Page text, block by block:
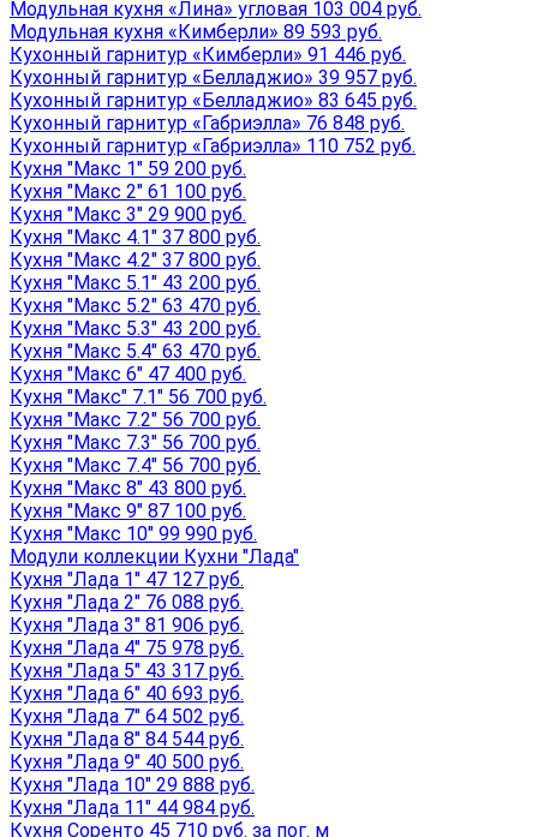
Модульная кухня «Лина» угловая 103 004 руб.
Модульная кухня «Кимберли» 89 593 руб.
Кухонный гарнитур «Кимберли» 91 446 руб.
Кухонный гарнитур «Белладжио» 39 957 руб.
Кухонный гарнитур «Белладжио» 83 645 руб.
Кухонный гарнитур «Габриэлла» 76 848 руб.
Кухонный гарнитур «Габриэлла» 110 752 руб.
Кухня "Макс 1" 59 200 руб.
Кухня "Макс 2" 61 100 руб.
Кухня "Макс 3" 29 900 руб.
Кухня "Макс 4.1" 37 800 руб.
Кухня "Макс 4.2" 37 800 руб.
Кухня "Макс 5.1" 43 200 руб.
Кухня "Макс 5.2" 63 470 руб.
Кухня "Макс 5.3" 43 200 руб.
Кухня "Макс 5.4" 63 470 руб.
Кухня "Макс 6" 47 400 руб.
Кухня "Макс" 7.1" 56 700 руб.
Кухня "Макс 7.2" 56 700 руб.
Кухня "Макс 7.3" 56 700 руб.
Кухня "Макс 7.4" 56 700 руб.
Кухня "Макс 8" 43 800 руб.
Кухня "Макс 9" 87 100 руб.
Кухня "Макс 10" 99 990 руб.
Модули коллекции Кухни "Лада"
Кухня "Лада 1" 47 127 руб.
Кухня "Лада 2" 76 088 руб.
Кухня "Лада 3" 81 906 руб.
Кухня "Лада 4" 75 978 руб.
Кухня "Лада 5" 43 317 руб.
Кухня "Лада 6" 40 693 руб.
Кухня "Лада 7" 64 502 руб.
Кухня "Лада 8" 84 544 руб.
Кухня "Лада 9" 40 500 руб.
Кухня "Лада 10" 29 888 руб.
Кухня "Лада 11" 44 984 руб.
Кухня Соренто 45 710 руб. за пог. м